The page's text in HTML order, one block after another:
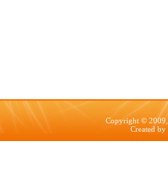
Copyright ©
Created by